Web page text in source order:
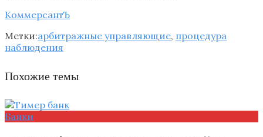
КоммерсантЪ
Метки:арбитражные управляющие, процедура
наблюдения
Похожие темы
Банки